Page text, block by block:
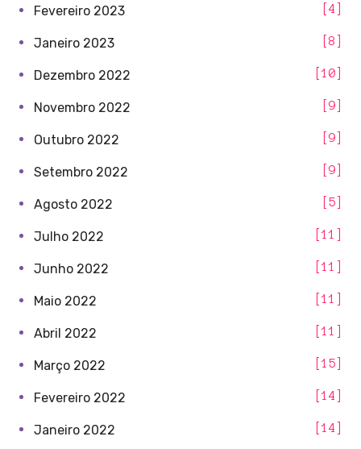
Fevereiro 2023 4
Janeiro 2023 8
Dezembro 2022 10
Novembro 2022 9
Outubro 2022 9
Setembro 2022 9
Agosto 2022 5
Julho 2022 11
Junho 2022 11
Maio 2022 11
Abril 2022 11
Março 2022 15
Fevereiro 2022 14
Janeiro 2022 14